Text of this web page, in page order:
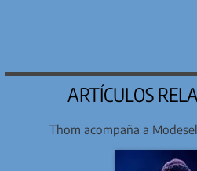
ARTÍCULOS
Thom acompaña a